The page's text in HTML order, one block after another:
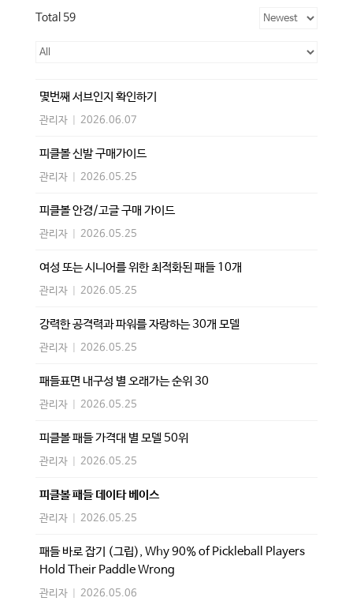
Total 59
몇번째 서브인지 확인하기
관리자 2026.06.07
피클볼 신발 구매가이드
관리자 2026.05.25
피클볼 안경/고글 구매 가이드
관리자 2026.05.25
여성 또는 시니어를 위한 최적화된 패들 10개
관리자 2026.05.25
강력한 공격력과 파워를 자랑하는 30개 모델
관리자 2026.05.25
패들표면 내구성 별 오래가는 순위 30
관리자 2026.05.25
피클볼 패들 가격대 별 모델 50위
관리자 2026.05.25
피클볼 패들 데이타 베이스
관리자 2026.05.25
패들 바로 잡기 (그립), Why 90% of Pickleball Players
Hold Their Paddle Wrong
관리자 2026.05.06